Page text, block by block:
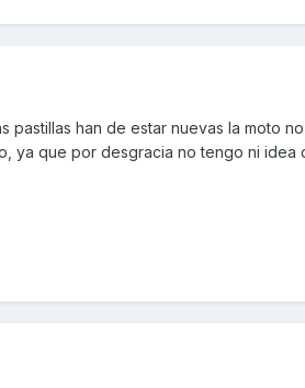
pastillas han de estar nuevas la moto
ya que por desgracia no tengo ni idea